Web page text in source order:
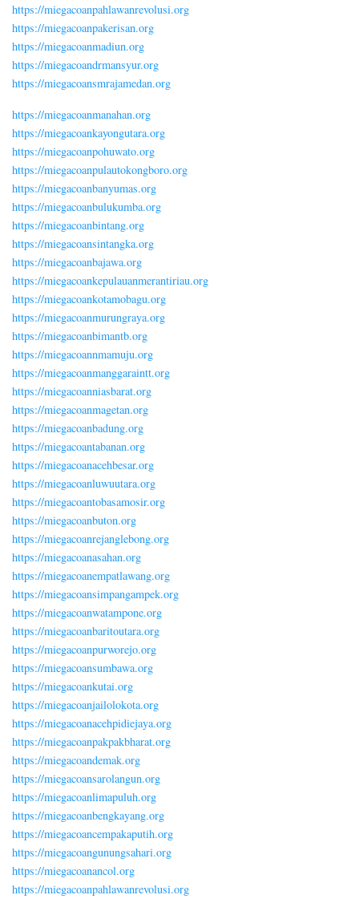
https://miegacoanpahlawanrevolusi.org
https://miegacoanpakerisan.org
https://miegacoanmadiun.org
https://miegacoandrmansyur.org
https://miegacoansmrajamedan.org
https://miegacoanmanahan.org
https://miegacoankayongutara.org
https://miegacoanpohuwato.org
https://miegacoanpulautokongboro.org
https://miegacoanbanyumas.org
https://miegacoanbulukumba.org
https://miegacoanbintang.org
https://miegacoansintangka.org
https://miegacoanbajawa.org
https://miegacoankepulauanmerantiriau.org
https://miegacoankotamobagu.org
https://miegacoanmurungraya.org
https://miegacoanbimantb.org
https://miegacoannmamuju.org
https://miegacoanmanggaraintt.org
https://miegacoanniasbarat.org
https://miegacoanmagetan.org
https://miegacoanbadung.org
https://miegacoantabanan.org
https://miegacoanacehbesar.org
https://miegacoanluwuutara.org
https://miegacoantobasamosir.org
https://miegacoanbuton.org
https://miegacoanrejanglebong.org
https://miegacoanasahan.org
https://miegacoanempatlawang.org
https://miegacoansimpangampek.org
https://miegacoanwatampone.org
https://miegacoanbaritoutara.org
https://miegacoanpurworejo.org
https://miegacoansumbawa.org
https://miegacoankutai.org
https://miegacoanjailolokota.org
https://miegacoanacehpidiejaya.org
https://miegacoanpakpakbharat.org
https://miegacoandemak.org
https://miegacoansarolangun.org
https://miegacoanlimapuluh.org
https://miegacoanbengkayang.org
https://miegacoancempakaputih.org
https://miegacoangunungsahari.org
https://miegacoanancol.org
https://miegacoanpahlawanrevolusi.org